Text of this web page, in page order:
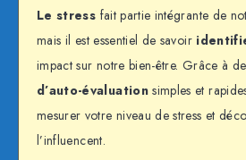
Le stress fait partie intégrante de
mais il est essentiel de savoir
impact sur notre bien-être. Grâce à
d’auto-évaluationsimples et
mesurer votre niveau de stress et
l’influencent.